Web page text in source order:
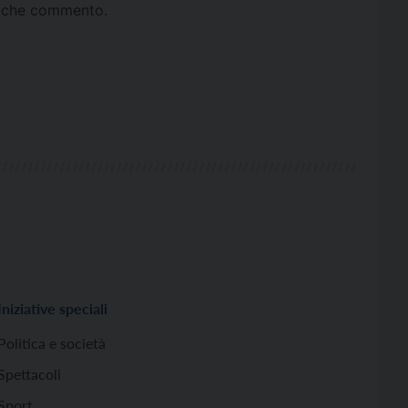
commento.
Iniziative speciali
Politica e società